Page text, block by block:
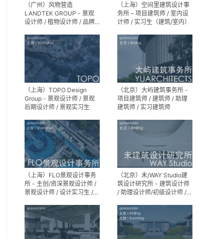
（广州）风物营造
LANDTEK GROUP - 景观
设计师 / 植物设计师 / 品牌
（上海）空间里建筑设计事
务所 – 项目建筑师 / 室内设
计师 / 实习生（建筑/室内）
（上海）TOPO Design
Group - 景观设计师 / 景观
后期设计师 / 景观实习生
（北京）大屿建筑事务所 -
项目建筑师 / 建筑师 / 助理
建筑师 / 实习建筑师
（上海）FLO景观设计事务
所 - 主创/资深景观设计师 /
景观设计师 / 设计实习生 /
设计师
（北京）未/WAY Studio建
筑设计研究所 - 建筑设计师
/ 助理设计师/初级设计师 /
助理